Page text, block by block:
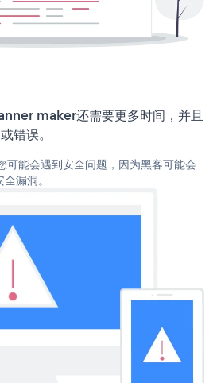
maker还需要更多时间，并且
错误。
可能会遇到安全问题，因为黑客可能会
漏洞。